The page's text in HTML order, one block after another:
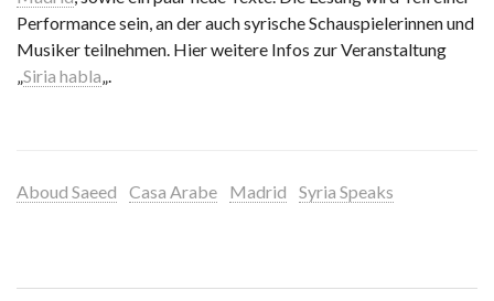
Performance sein, an der auch syrische Schauspielerinnen und
Musiker teilnehmen. Hier weitere Infos zur Veranstaltung
„Siria habla„.
Aboud Saeed Casa Arabe Madrid Syria Speaks